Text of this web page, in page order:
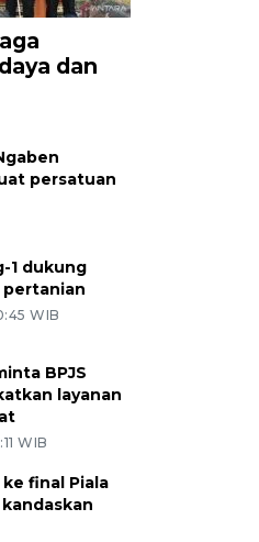
dan
persatuan
1 dukung
WIB
BPJS
layanan
WIB
final Piala